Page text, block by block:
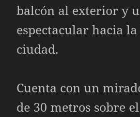
balcón al exterior y
espectacular hacia
ciudad.
Cuenta con un
de 30 metros sobre